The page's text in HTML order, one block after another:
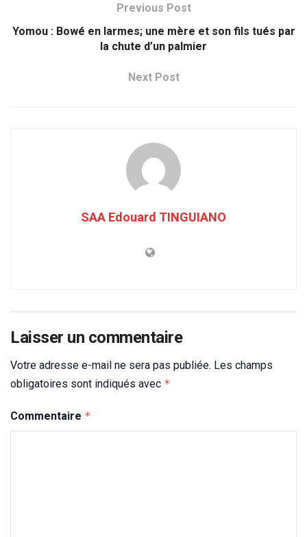
Previous Post
Yomou : Bowé en larmes; une mère et son fils tués par
la chute d’un palmier
Next Post
SAA Edouard TINGUIANO
Laisser un commentaire
Votre adresse e-mail ne sera pas publiée. Les champs
obligatoires sont indiqués avec *
Commentaire *